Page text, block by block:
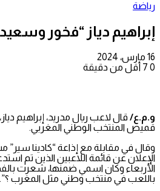
رياضة
إبراهيم دياز “فخور
16 مارس، 2024
0
أقل من دقيقة
و.م.ع/ قال لاعب ريال مدريد، إبراهيم
قميص المنتخب الوطني المغربي.
وقال في مقابلة مع إذاعة “كادينا سير”
الإعلان عن قائمة اللاعبين الذين تم
الأربعاء وكان اسمي ضمنها، شعرت
باللعب في منتخب وطني مثل المغرب ؟”.